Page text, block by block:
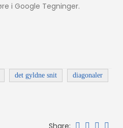
i Google Tegninger.
det gyldne snit diagonaler
Share: